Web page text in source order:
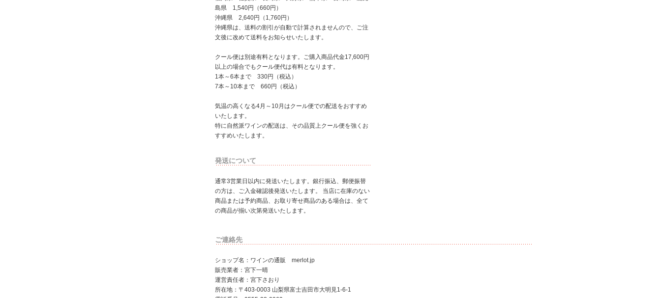
島県 1,540円（660円）
沖縄県 2,640円（1,760円）
沖縄県は、送料の割引が自動で計算されませんので、ご注
文後に改めて送料をお知らせいたします。
クール便は別途有料となります。ご購入商品代金17,600円
以上の場合でもクール便代は有料となります。
1本～6本まで 330円（税込）
7本～10本まで 660円（税込）
気温の高くなる4月～10月はクール便での配送をおすすめ
いたします。
特に自然派ワインの配送は、その品質上クール便を強くお
すすめいたします。
発送について
通常3営業日以内に発送いたします。銀行振込、郵便振替
の方は、ご入金確認後発送いたします。 当店に在庫のない
商品または予約商品、お取り寄せ商品のある場合は、全て
の商品が揃い次第発送いたします。
ご連絡先
ショップ名：ワインの通販 merlot.jp
販売業者：宮下一晴
運営責任者：宮下さおり
所在地：〒403-0003 山梨県富士吉田市大明見1-6-1